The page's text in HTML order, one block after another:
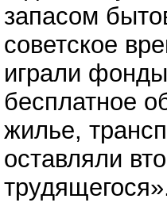
запасом
советское
играли
бесплатное
жилье,
оставляли